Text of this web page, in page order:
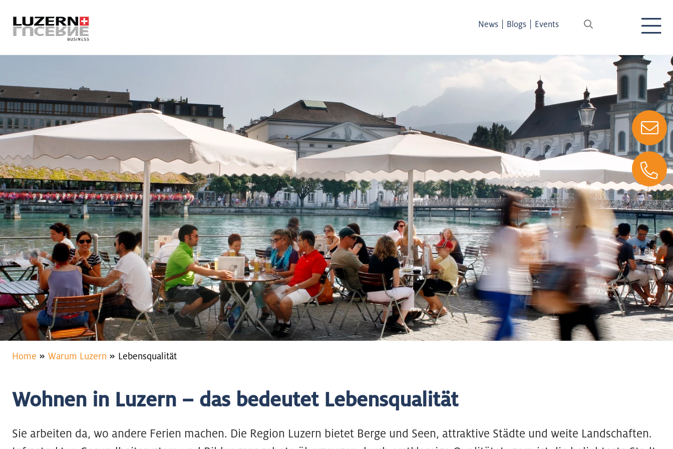
News Blogs Events
Home Warum Luzern Lebensqualität
Wohnen in Luzern – das bedeutet Lebensqualität
Sie arbeiten da, wo andere Ferien machen. Die Region Luzern bietet Berge und Seen, attraktive Städte und weite Landschaften.